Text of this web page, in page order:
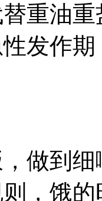
重油
发作
做到
，饿